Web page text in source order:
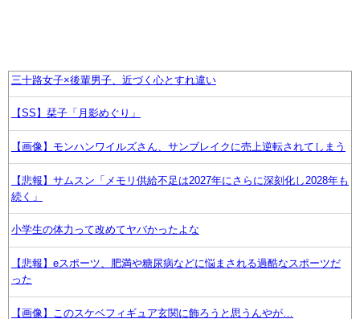
三十路女子×後輩男子、近づく心とすれ違い
【SS】栞子「月影めぐり」
【画像】モンハンワイルズさん、サンブレイクに売上逆転されてしまう
【悲報】サムスン「メモリ供給不足は2027年にさらに深刻化し2028年も
続く」
小学生の体力って改めてヤバかったよな
【悲報】eスポーツ、肥満や糖尿病などに悩まされる過酷なスポーツだ
った
【画像】このスケベフィギュア玄関に飾ろうと思うんやが…